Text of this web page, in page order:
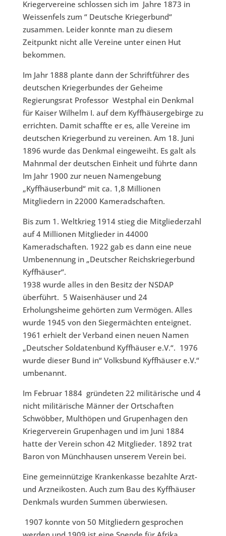
Kriegervereine schlossen sich im Jahre 1873 in
Weissenfels zum “ Deutsche Kriegerbund“
zusammen. Leider konnte man zu diesem
Zeitpunkt nicht alle Vereine unter einen Hut
bekommen.
Im Jahr 1888 plante dann der Schriftführer des
deutschen Kriegerbundes der Geheime
Regierungsrat Professor Westphal ein Denkmal
für Kaiser Wilhelm I. auf dem Kyffhäusergebirge zu
errichten. Damit schaffte er es, alle Vereine im
deutschen Kriegerbund zu vereinen. Am 18. Juni
1896 wurde das Denkmal eingeweiht. Es galt als
Mahnmal der deutschen Einheit und führte dann
Im Jahr 1900 zur neuen Namengebung
„Kyffhäuserbund“ mit ca. 1,8 Millionen
Mitgliedern in 22000 Kameradschaften.
Bis zum 1. Weltkrieg 1914 stieg die Mitgliederzahl
auf 4 Millionen Mitglieder in 44000
Kameradschaften. 1922 gab es dann eine neue
Umbenennung in „Deutscher Reichskriegerbund
Kyffhäuser“.
1938 wurde alles in den Besitz der NSDAP
überführt. 5 Waisenhäuser und 24
Erholungsheime gehörten zum Vermögen. Alles
wurde 1945 von den Siegermächten enteignet.
1961 erhielt der Verband einen neuen Namen
„Deutscher Soldatenbund Kyffhäuser e.V.“. 1976
wurde dieser Bund in“ Volksbund Kyffhäuser e.V.“
umbenannt.
Im Februar 1884 gründeten 22 militärische und 4
nicht militärische Männer der Ortschaften
Schwöbber, Multhöpen und Grupenhagen den
Kriegerverein Grupenhagen und im Juni 1884
hatte der Verein schon 42 Mitglieder. 1892 trat
Baron von Münchhausen unserem Verein bei.
Eine gemeinnützige Krankenkasse bezahlte Arzt-
und Arzneikosten. Auch zum Bau des Kyffhäuser
Denkmals wurden Summen überwiesen.
1907 konnte von 50 Mitgliedern gesprochen